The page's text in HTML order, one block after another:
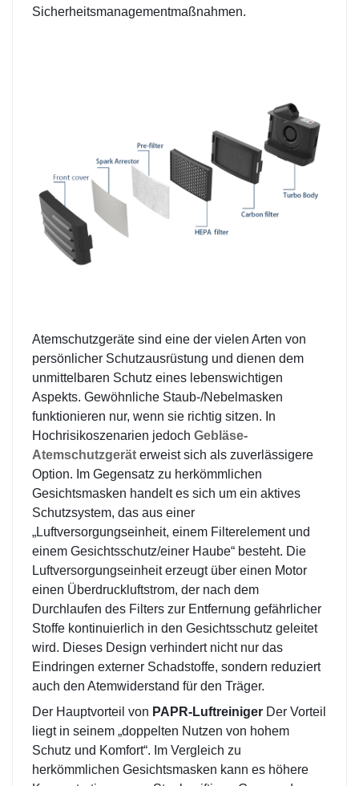
Sicherheitsmanagementmaßnahmen.
Atemschutzgeräte sind eine der vielen Arten von
persönlicher Schutzausrüstung und dienen dem
unmittelbaren Schutz eines lebenswichtigen
Aspekts. Gewöhnliche Staub-/Nebelmasken
funktionieren nur, wenn sie richtig sitzen. In
Hochrisikoszenarien jedoch Gebläse-
Atemschutzgerät erweist sich als zuverlässigere
Option. Im Gegensatz zu herkömmlichen
Gesichtsmasken handelt es sich um ein aktives
Schutzsystem, das aus einer
„Luftversorgungseinheit, einem Filterelement und
einem Gesichtsschutz/einer Haube“ besteht. Die
Luftversorgungseinheit erzeugt über einen Motor
einen Überdruckluftstrom, der nach dem
Durchlaufen des Filters zur Entfernung gefährlicher
Stoffe kontinuierlich in den Gesichtsschutz geleitet
wird. Dieses Design verhindert nicht nur das
Eindringen externer Schadstoffe, sondern reduziert
auch den Atemwiderstand für den Träger.
Der Hauptvorteil von PAPR-Luftreiniger Der Vorteil
liegt in seinem „doppelten Nutzen von hohem
Schutz und Komfort“. Im Vergleich zu
herkömmlichen Gesichtsmasken kann es höhere